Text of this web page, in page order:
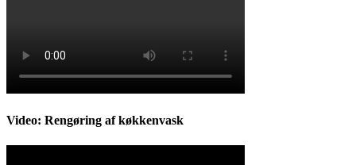
Video: Rengøring af køkkenvask